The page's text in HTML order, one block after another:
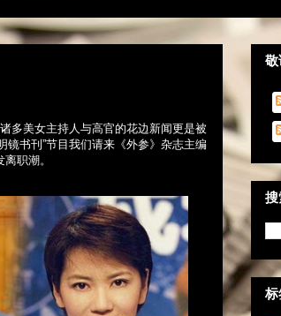
多美女主持人与高官的花边新闻更是被
镜书刊”节目我们请来《外参》杂志主编
职潮。
敬
搜
标